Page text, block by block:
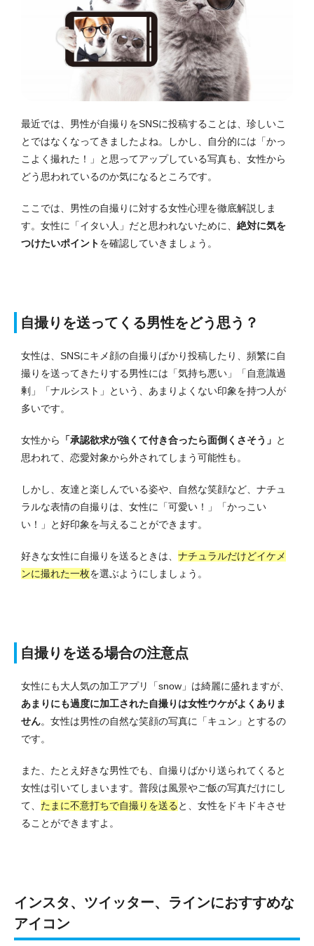
最近では、男性が自撮りをSNSに投稿することは、珍しいこ
とではなくなってきましたよね。しかし、自分的には「かっ
こよく撮れた！」と思ってアップしている写真も、女性から
どう思われているのか気になるところです。
ここでは、男性の自撮りに対する女性心理を徹底解説しま
す。女性に「イタい人」だと思われないために、 絶対に気を
つけたいポイントを確認していきましょう。
自撮りを送ってくる男性をどう思う？
女性は、SNSにキメ顔の自撮りばかり投稿したり、頻繁に自
撮りを送ってきたりする男性には「気持ち悪い」「自意識過
剰」「ナルシスト」という、あまりよくない印象を持つ人が
多いです。
女性から 「承認欲求が強くて付き合ったら面倒くさそう」 と
思われて、恋愛対象から外されてしまう可能性も。
しかし、友達と楽しんでいる姿や、自然な笑顔など、ナチュ
ラルな表情の自撮りは、女性に「可愛い！」「かっこい
い！」と好印象を与えることができます。
好きな女性に自撮りを送るときは、 ナチュラルだけどイケメ
ンに撮れた一枚を選ぶようにしましょう。
自撮りを送る場合の注意点
女性にも大人気の加工アプリ「snow」は綺麗に盛れますが、
あまりにも過度に加工された自撮りは女性ウケがよくありま
せん。女性は男性の自然な笑顔の写真に「キュン」とするの
です。
また、たとえ好きな男性でも、自撮りばかり送られてくると
女性は引いてしまいます。普段は風景やご飯の写真だけにし
て、 たまに不意打ちで自撮りを送る と、女性をドキドキさせ
ることができますよ。
インスタ、ツイッター、ラインにおすすめな
アイコン